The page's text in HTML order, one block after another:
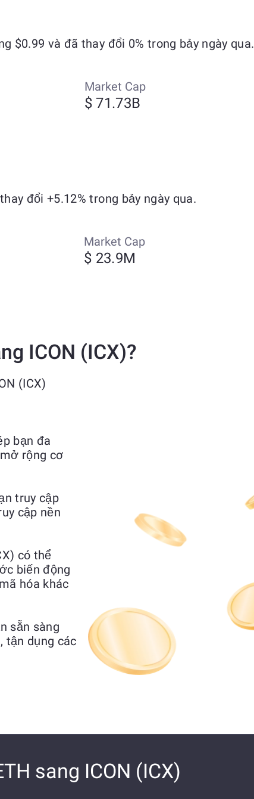
$0.99 và đã thay đổi 0% trong bảy ngày qua.
Market Cap
$ 71.73B
đổi +5.12% trong bảy ngày qua.
Market Cap
$ 23.9M
ICON (ICX)?
(ICX)
bạn đa
rộng cơ
truy cập
cập nền
có thể
biến động
hóa khác
sẵn sàng
tận dụng các
sang ICON (ICX)